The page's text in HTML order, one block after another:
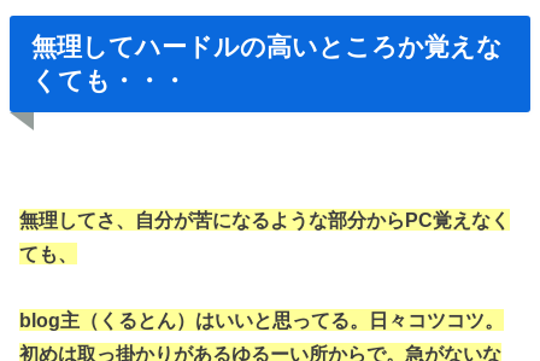
無理してハードルの高いところか覚えな
くても・・・
無理してさ、自分が苦になるような部分からPC覚えなく
ても、
blog主（くるとん）はいいと思ってる。日々コツコツ。
初めは取っ掛かりがあるゆるーい所からで。急がないな